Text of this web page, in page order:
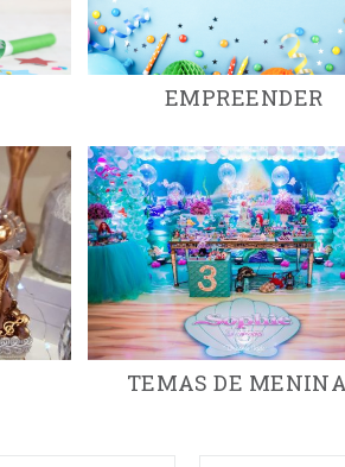
EMPREENDER
TEMAS DE